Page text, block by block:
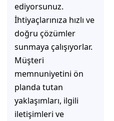
ediyorsunuz.
İhtiyaçlarınıza hızlı ve
doğru çözümler
sunmaya çalışıyorlar.
Müşteri
memnuniyetini ön
planda tutan
yaklaşımları, ilgili
iletişimleri ve